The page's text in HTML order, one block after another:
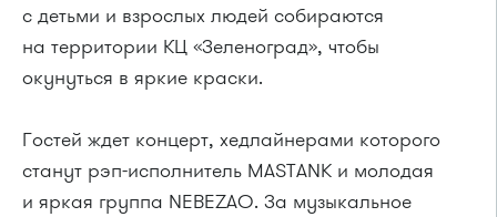
с детьми и взрослых людей собираются
на территории КЦ «Зеленоград», чтобы
окунуться в яркие краски.
Гостей ждет концерт, хедлайнерами которого
станут рэп-исполнитель MASTANK и молодая
и яркая группа NEBEZAO. За музыкальное